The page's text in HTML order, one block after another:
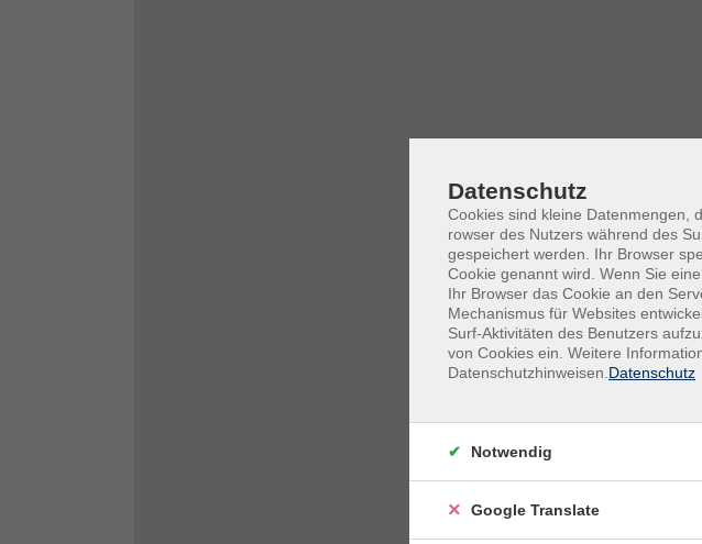
Datenschutz
Cookies sind kleine Datenmengen,
rowser des Nutzers während des
gespeichert werden. Ihr Browser
Cookie genannt wird. Wenn Sie
Ihr Browser das Cookie an den
Mechanismus für Websites
Surf-Aktivitäten des Benutzers
von Cookies ein. Weitere
Datenschutzhinweisen. Datenschutz
Notwendig
Google Translate